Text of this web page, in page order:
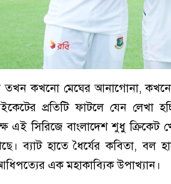
তখন কখনো মেঘের আনাগোনা, কখনো
প্রতিটি ফাটলে যেন লেখা
এই সিরিজে বাংলাদেশ শুধু ক্রিকেট
ব্যাট হাতে ধৈর্যের কবিতা,
এক মহাকাব্যিক উপাখ্যান।